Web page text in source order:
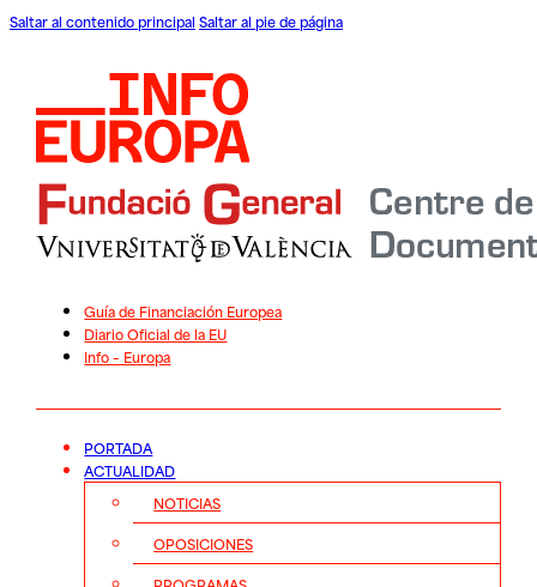
Saltar al contenido principal Saltar al pie de página
Guía de Financiación Europea
Diario Oficial de la EU
Info – Europa
PORTADA
ACTUALIDAD
NOTICIAS
OPOSICIONES